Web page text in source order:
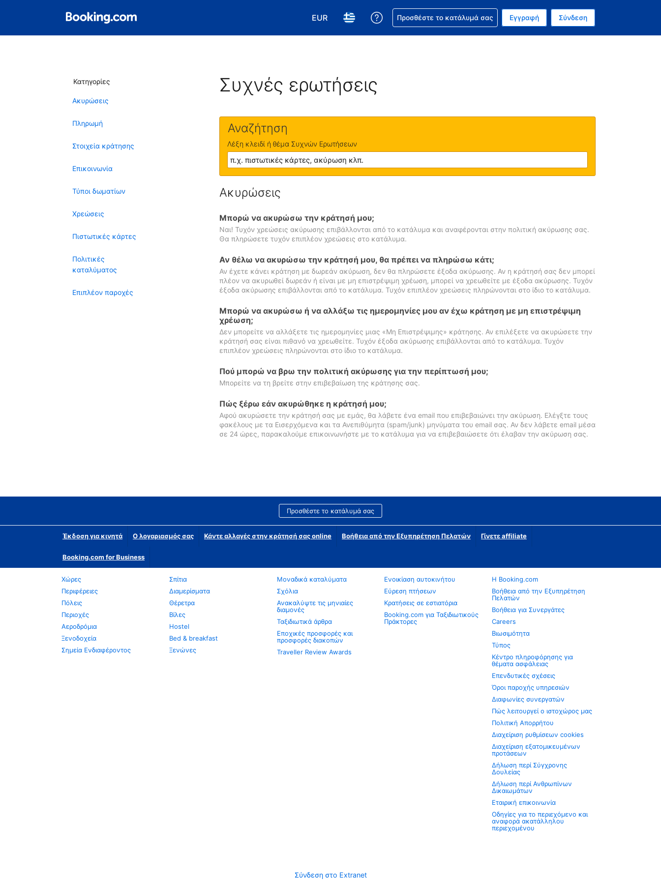
EUR
Επιλέξτε το νόμισμά σας. Το τωρινό σας νόμισμα είναι Ευρώ
Επιλέξτε τη γλώσσα σας. Η τωρινή σας γλώσσα είναι τα Ελληνικά
Βοήθεια για την κράτησή σας
Προσθέστε το κατάλυμά σας Εγγραφή Σύνδεση
Κατηγορίες
Ακυρώσεις
Πληρωμή
Στοιχεία κράτησης
Επικοινωνία
Τύποι δωματίων
Χρεώσεις
Πιστωτικές κάρτες
Πολιτικές
καταλύματος
Επιπλέον παροχές
Συχνές ερωτήσεις
Αναζήτηση
Λέξη κλειδί ή θέμα Συχνών Ερωτήσεων
Ακυρώσεις
Μπορώ να ακυρώσω την κράτησή μου;
Ναι! Τυχόν χρεώσεις ακύρωσης επιβάλλονται από το κατάλυμα και αναφέρονται στην πολιτική ακύρωσης σας.
Θα πληρώσετε τυχόν επιπλέον χρεώσεις στο κατάλυμα.
Αν θέλω να ακυρώσω την κράτησή μου, θα πρέπει να πληρώσω κάτι;
Αν έχετε κάνει κράτηση με δωρεάν ακύρωση, δεν θα πληρώσετε έξοδα ακύρωσης. Αν η κράτησή σας δεν μπορεί
πλέον να ακυρωθεί δωρεάν ή είναι με μη επιστρέψιμη χρέωση, μπορεί να χρεωθείτε με έξοδα ακύρωσης. Τυχόν
έξοδα ακύρωσης επιβάλλονται από το κατάλυμα. Τυχόν επιπλέον χρεώσεις πληρώνονται στο ίδιο το κατάλυμα.
Μπορώ να ακυρώσω ή να αλλάξω τις ημερομηνίες μου αν έχω κράτηση με μη επιστρέψιμη
χρέωση;
Δεν μπορείτε να αλλάξετε τις ημερομηνίες μιας «Μη Επιστρέψιμης» κράτησης. Αν επιλέξετε να ακυρώσετε την
κράτησή σας είναι πιθανό να χρεωθείτε. Τυχόν έξοδα ακύρωσης επιβάλλονται από το κατάλυμα. Τυχόν
επιπλέον χρεώσεις πληρώνονται στο ίδιο το κατάλυμα.
Πού μπορώ να βρω την πολιτική ακύρωσης για την περίπτωσή μου;
Μπορείτε να τη βρείτε στην επιβεβαίωση της κράτησης σας.
Πώς ξέρω εάν ακυρώθηκε η κράτησή μου;
Αφού ακυρώσετε την κράτησή σας με εμάς, θα λάβετε ένα email που επιβεβαιώνει την ακύρωση. Ελέγξτε τους
φακέλους με τα Εισερχόμενα και τα Ανεπιθύμητα (spam/junk) μηνύματα του email σας. Αν δεν λάβετε email μέσα
σε 24 ώρες, παρακαλούμε επικοινωνήστε με το κατάλυμα για να επιβεβαιώσετε ότι έλαβαν την ακύρωση σας.
Προσθέστε το κατάλυμά σας
Έκδοση για κινητά Ο λογαριασμός σας Κάντε αλλαγές στην κράτησή σας online Βοήθεια από την Εξυπηρέτηση Πελατών Γίνετε affiliate
Booking.com for Business
Χώρες
Περιφέρειες
Πόλεις
Περιοχές
Αεροδρόμια
Ξενοδοχεία
Σημεία Ενδιαφέροντος
Σπίτια
Διαμερίσματα
Θέρετρα
Βίλες
Hostel
Bed & breakfast
Ξενώνες
Μοναδικά καταλύματα
Σχόλια
Ανακαλύψτε τις μηνιαίες
διαμονές
Ταξιδιωτικά άρθρα
Εποχικές προσφορές και
προσφορές διακοπών
Traveller Review Awards
Ενοικίαση αυτοκινήτου
Εύρεση πτήσεων
Κρατήσεις σε εστιατόρια
Booking.com για Ταξιδιωτικούς
Πράκτορες
Η Booking.com
Βοήθεια από την Εξυπηρέτηση
Πελατών
Βοήθεια για Συνεργάτες
Careers
Βιωσιμότητα
Τύπος
Κέντρο πληροφόρησης για
θέματα ασφάλειας
Επενδυτικές σχέσεις
Όροι παροχής υπηρεσιών
Διαφωνίες συνεργατών
Πώς λειτουργεί ο ιστοχώρος μας
Πολιτική Απορρήτου
Διαχείριση ρυθμίσεων cookies
Διαχείριση εξατομικευμένων
προτάσεων
Δήλωση περί Σύγχρονης
Δουλείας
Δήλωση περί Ανθρωπίνων
Δικαιωμάτων
Εταιρική επικοινωνία
Οδηγίες για το περιεχόμενο και
αναφορά ακατάλληλου
περιεχομένου
Σύνδεση στο Extranet